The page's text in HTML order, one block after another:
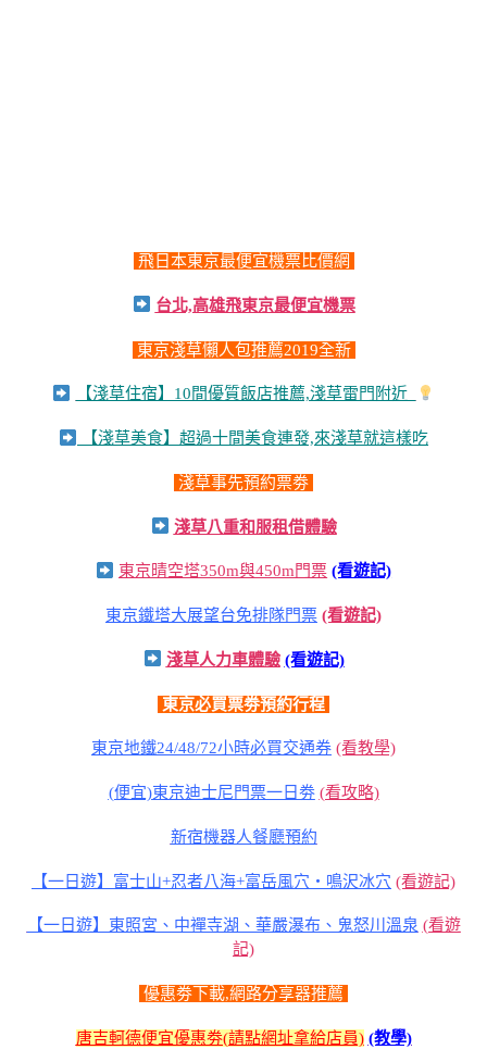
飛日本東京最便宜機票比價網
台北,高雄飛東京最便宜機票
東京淺草懶人包推薦2019全新
【淺草住宿】10間優質飯店推薦,淺草雷門附近
【淺草美食】超過十間美食連發,來淺草就這樣吃
淺草事先預約票劵
淺草八重和服租借體驗
東京晴空塔350m與450m門票 (看遊記)
東京鐵塔大展望台免排隊門票 (看遊記)
淺草人力車體驗 (看遊記)
東京必買票劵預約行程
東京地鐵24/48/72小時必買交通券 (看教學)
(便宜)東京迪士尼門票一日劵 (看攻略)
新宿機器人餐廳預約
【一日遊】富士山+忍者八海+富岳風穴・鳴沢冰穴 (看遊記)
【一日遊】東照宮、中襌寺湖、華嚴瀑布、鬼怒川溫泉 (看遊
記)
優惠劵下載,網路分享器推薦
唐吉軻德便宜優惠劵(請點網址拿給店員) (教學)